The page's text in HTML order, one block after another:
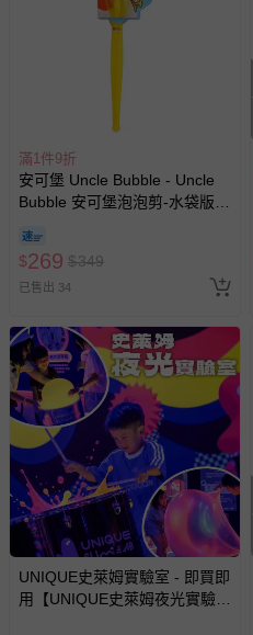
滿1件9折
安可堡 Uncle Bubble - Uncle
Bubble 安可堡泡泡剪-水袋版
$269 $349
已售出 34
UNIQUE史萊姆實驗室 - 即買即
用【UNIQUE史萊姆夜光實驗室